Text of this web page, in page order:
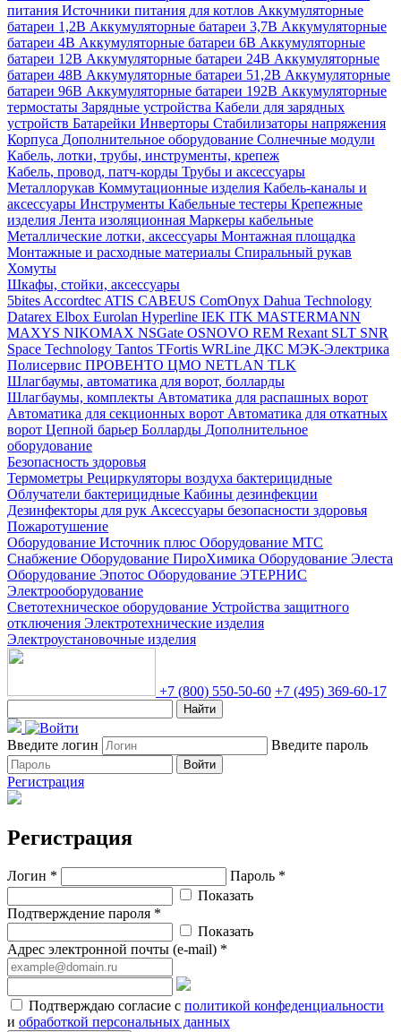
питания Источники питания для котлов Аккумуляторные
батареи 1,2В Аккумуляторные батареи 3,7В Аккумуляторные
батареи 4В Аккумуляторные батареи 6В Аккумуляторные
батареи 12В Аккумуляторные батареи 24В Аккумуляторные
батареи 48В Аккумуляторные батареи 51,2В Аккумуляторные
батареи 96В Аккумуляторные батареи 192В Аккумуляторные
термостаты Зарядные устройства Кабели для зарядных
устройств Батарейки Инверторы Стабилизаторы напряжения
Корпуса Дополнительное оборудование Солнечные модули
Кабель, лотки, трубы, инструменты, крепеж
Кабель, провод, патч-корды Трубы и аксессуары
Металлорукав Коммутационные изделия Кабель-каналы и
аксессуары Инструменты Кабельные тестеры Крепежные
изделия Лента изоляционная Маркеры кабельные
Металлические лотки, аксессуары Монтажная площадка
Монтажные и расходные материалы Спиральный рукав
Хомуты
Шкафы, стойки, аксессуары
5bites Accordtec ATIS CABEUS ComOnyx Dahua Technology
Datarex Elbox Eurolan Hyperline IEK ITK MASTERMANN
MAXYS NIKOMAX NSGate OSNOVO REM Rexant SLT SNR
Space Technology Tantos TFortis WRLine ДКС МЭК-Электрика
Полисервис ПРОВЕНТО ЦМО NETLAN TLK
Шлагбаумы, автоматика для ворот, болларды
Шлагбаумы, комплекты Автоматика для распашных ворот
Автоматика для секционных ворот Автоматика для откатных
ворот Цепной барьер Болларды Дополнительное
оборудование
Безопасность здоровья
Термометры Рециркуляторы воздуха бактерицидные
Облучатели бактерицидные Кабины дезинфекции
Дезинфекторы для рук Аксессуары безопасности здоровья
Пожаротушение
Оборудование Источник плюс Оборудование МТС
Снабжение Оборудование ПироХимика Оборудование Элеста
Оборудование Эпотос Оборудование ЭТЕРНИС
Электрооборудование
Светотехническое оборудование Устройства защитного
отключения Электротехнические изделия
Электроустановочные изделия
+7 (800) 550-50-60 +7 (495) 369-60-17
Найти
Введите логин Введите пароль
Войти
Регистрация
Регистрация
Логин *
Пароль *
Показать
Подтверждение пароля *
Показать
Адрес электронной почты (e-mail) *
Подтверждаю согласие с политикой конфеденциальности
и обработкой персональных данных